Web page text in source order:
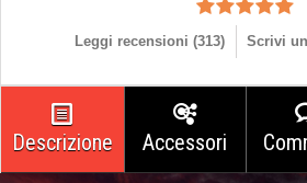
Leggi recensioni (313) Scrivi
Descrizione Accessori